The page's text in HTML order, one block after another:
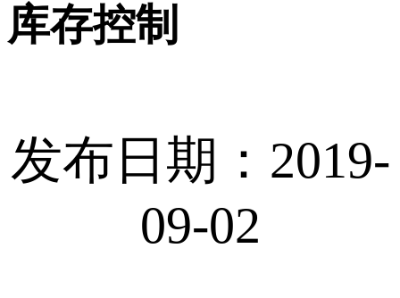
库存控制
发布日期：2019-
09-02